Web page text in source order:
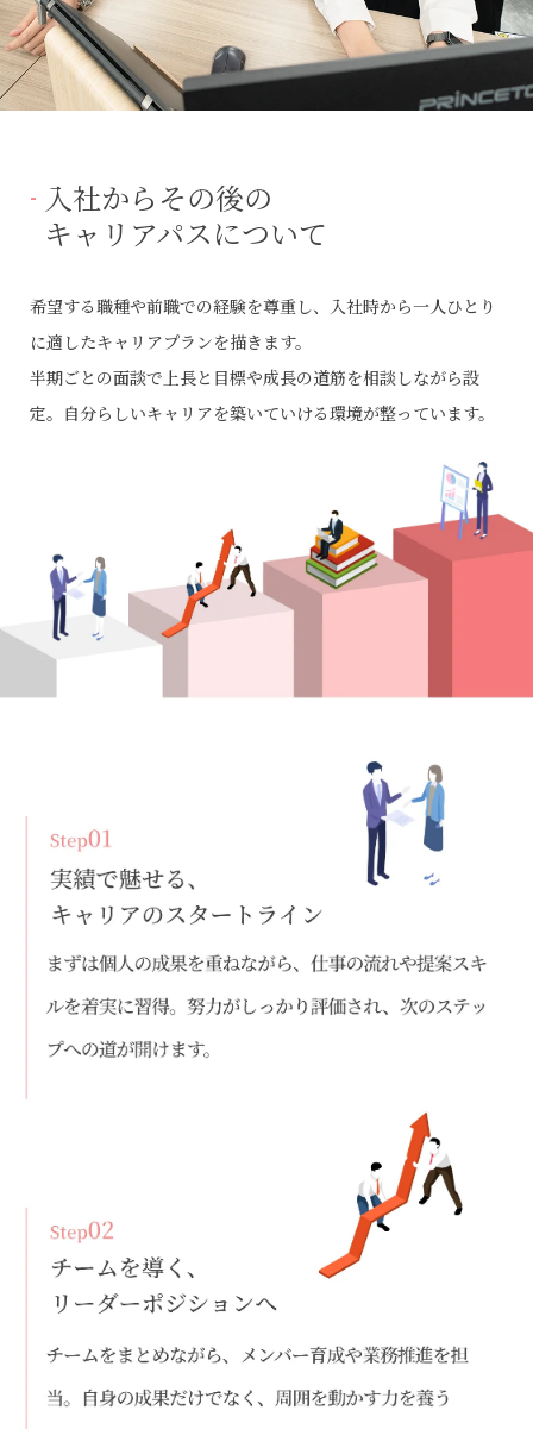
入社からその後の
キャリアパスについて
希望する職種や前職での経験を尊重し、入社時から一人ひとり
に適したキャリアプランを描きます。
半期ごとの面談で上長と目標や成長の道筋を相談しながら設
定。自分らしいキャリアを築いていける環境が整っています。